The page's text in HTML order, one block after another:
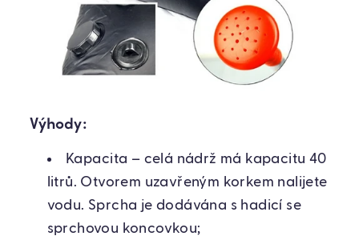
Výhody:
Kapacita – celá nádrž má kapacitu 40
litrů. Otvorem uzavřeným korkem nalijete
vodu. Sprcha je dodávána s hadicí se
sprchovou koncovkou;